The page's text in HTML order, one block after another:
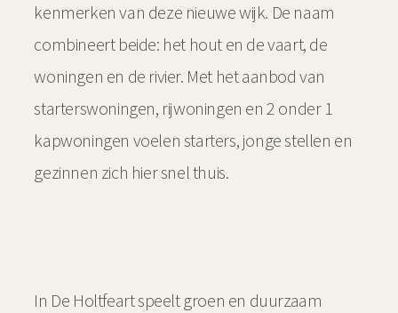
kenmerken van deze nieuwe wijk. De naam
combineert beide: het hout en de vaart, de
woningen en de rivier. Met het aanbod van
starterswoningen, rijwoningen en 2 onder 1
kapwoningen voelen starters, jonge stellen en
gezinnen zich hier snel thuis.
In De Holtfeart speelt groen en duurzaam